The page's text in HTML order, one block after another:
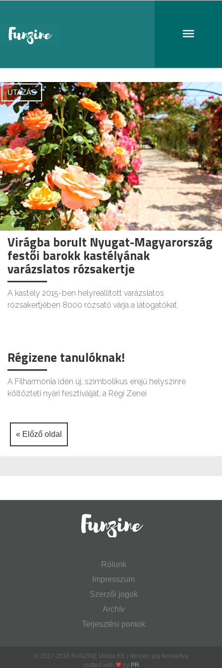
UTAZÁS
Virágba borult Nyugat-Magyarország
festői barokk kastélyának
varázslatos rózsakertje
A kastély 2015-ben helyreállított varázslatos
rózsakertjében 8000 rózsatő várja a látogatókat.
Régizene tanulóknak!
A Filharmónia idén új, szimbolikus erejű helyszínre
költözteti nyári fesztiválját, a Régi Zenei
« Előző oldal
Rólunk
Impresszum
Szerzői jogok
Archív
Terjesztési pontok
© 2017-2018 FUNZINE Média Kft. | Minden jog fenntartva
crafted with
by PR